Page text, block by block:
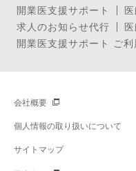
開業医支援サポート
求人のお知らせ代行
開業医支援サポート ご
会社概要
個人情報の取り扱いについて
サイトマップ